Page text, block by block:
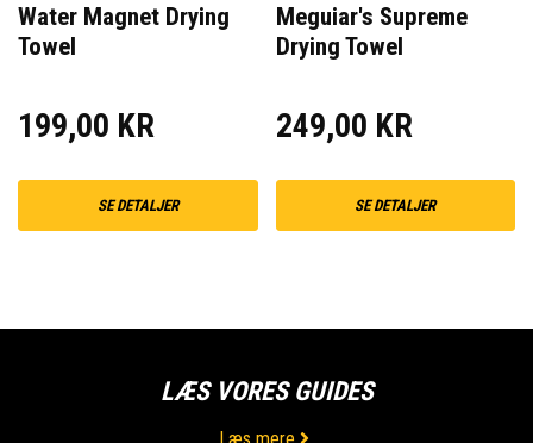
Water Magnet Drying
Towel
199,00 KR
SE DETALJER
Meguiar's Supreme
Drying Towel
249,00 KR
SE DETALJER
LÆS VORES GUIDES